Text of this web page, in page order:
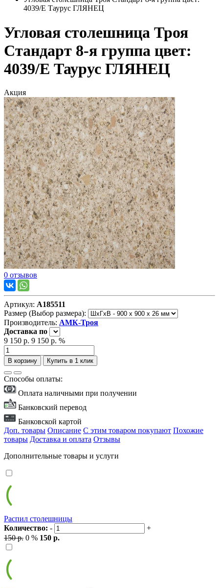
4039/Е Таурус ГЛЯНЕЦ
Угловая столешница Троя
Стандарт 8-я группа цвет:
4039/Е Таурус ГЛЯНЕЦ
Акция
0 отзывов
Артикул: А185511
Размер (Выбор размера):
Производитель: АМК-Троя
Доставка по
9 150 р. 9 150 р. %
В корзину Купить в 1 клик
Способы оплаты:
Оплата наличными при получении
Банковский перевод
Банковской картой
Доп. товары Описание С этим товаром покупают Похожие
товары Доставка и оплата Отзывы
Дополнительные товары и услуги
Распил столешницы
Количество: -
+
150 р. 0 % 150 р.